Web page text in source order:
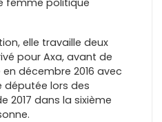
elle travaille deux
pour Axa, avant de
décembre 2016 avec
députée lors des
2017 dans la sixième